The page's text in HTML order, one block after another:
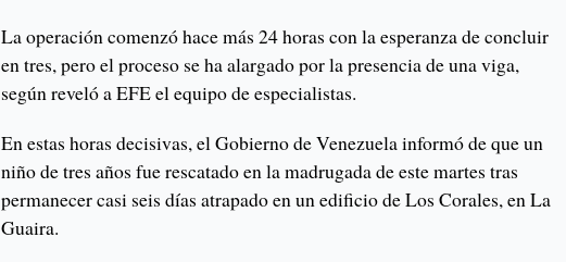
La operación comenzó hace más 24 horas con la esperanza de concluir
en tres, pero el proceso se ha alargado por la presencia de una viga,
según reveló a EFE el equipo de especialistas.
En estas horas decisivas, el Gobierno de Venezuela informó de que un
niño de tres años fue rescatado en la madrugada de este martes tras
permanecer casi seis días atrapado en un edificio de Los Corales, en La
Guaira.